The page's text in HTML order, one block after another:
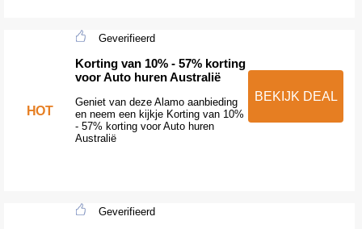
HOT
Geverifieerd
Korting van 10% - 57% korting
voor Auto huren Australië
Geniet van deze Alamo aanbieding
en neem een kijkje Korting van 10%
- 57% korting voor Auto huren
Australië
BEKIJK DEAL
Geverifieerd